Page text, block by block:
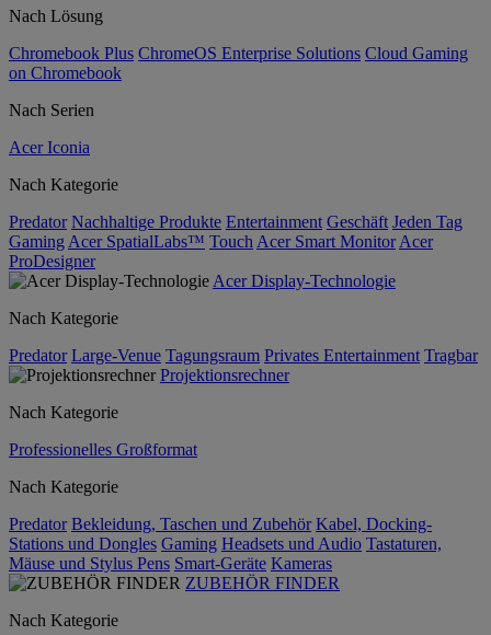
Nach Lösung
Chromebook Plus ChromeOS Enterprise Solutions Cloud Gaming
on Chromebook
Nach Serien
Acer Iconia
Nach Kategorie
Predator Nachhaltige Produkte Entertainment Geschäft Jeden Tag
Gaming Acer SpatialLabs™ Touch Acer Smart Monitor Acer
ProDesigner
Acer Display-Technologie
Nach Kategorie
Predator Large-Venue Tagungsraum Privates Entertainment Tragbar
Projektionsrechner
Nach Kategorie
Professionelles Großformat
Nach Kategorie
Predator Bekleidung, Taschen und Zubehör Kabel, Docking-
Stations und Dongles Gaming Headsets und Audio Tastaturen,
Mäuse und Stylus Pens Smart-Geräte Kameras
ZUBEHÖR FINDER
Nach Kategorie